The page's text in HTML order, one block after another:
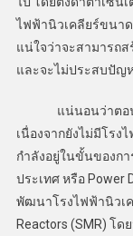
ไฟฟ้านิวเคลียร์ขนาด
แน่ใจว่าจะสามารถส
และจะไม่ประสบปัญ
แน่นอนว่าตอนนี้ไ
เนื่องจากยังไม่มีโรง
กำลังอยู่ในขั้นของก
ประเทศ หรือ Power
พัฒนาโรงไฟฟ้านิวเค
Reactors (SMR) โ